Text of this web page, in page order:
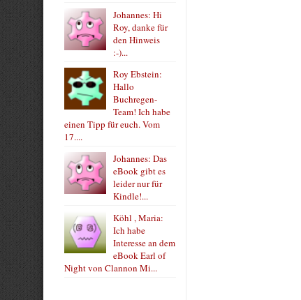
Johannes: Hi
Roy, danke für
den Hinweis
:-)...
Roy Ebstein:
Hallo
Buchregen-
Team! Ich habe
einen Tipp für euch. Vom
17....
Johannes: Das
eBook gibt es
leider nur für
Kindle!...
Köhl , Maria:
Ich habe
Interesse an dem
eBook Earl of
Night von Clannon Mi...